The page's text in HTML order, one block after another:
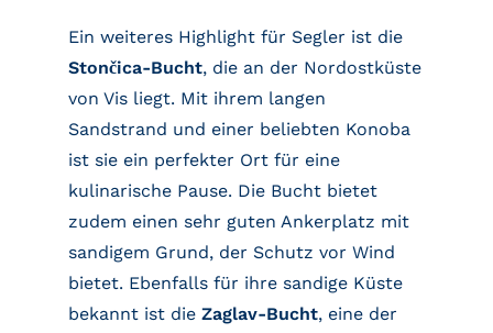
Ein weiteres Highlight für Segler ist die
Stončica-Bucht, die an der Nordostküste
von Vis liegt. Mit ihrem langen
Sandstrand und einer beliebten Konoba
ist sie ein perfekter Ort für eine
kulinarische Pause. Die Bucht bietet
zudem einen sehr guten Ankerplatz mit
sandigem Grund, der Schutz vor Wind
bietet. Ebenfalls für ihre sandige Küste
bekannt ist dieZaglav-Bucht, eine der